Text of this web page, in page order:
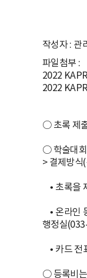
즈
마
구
협
회
[
K
o
작성자 :
파일첨부 :
2022
2022
○ 초록 제
○ 학술대회
> 결제방식
• 초록을
• 온라인
행정실
• 카드 전
○ 등록비